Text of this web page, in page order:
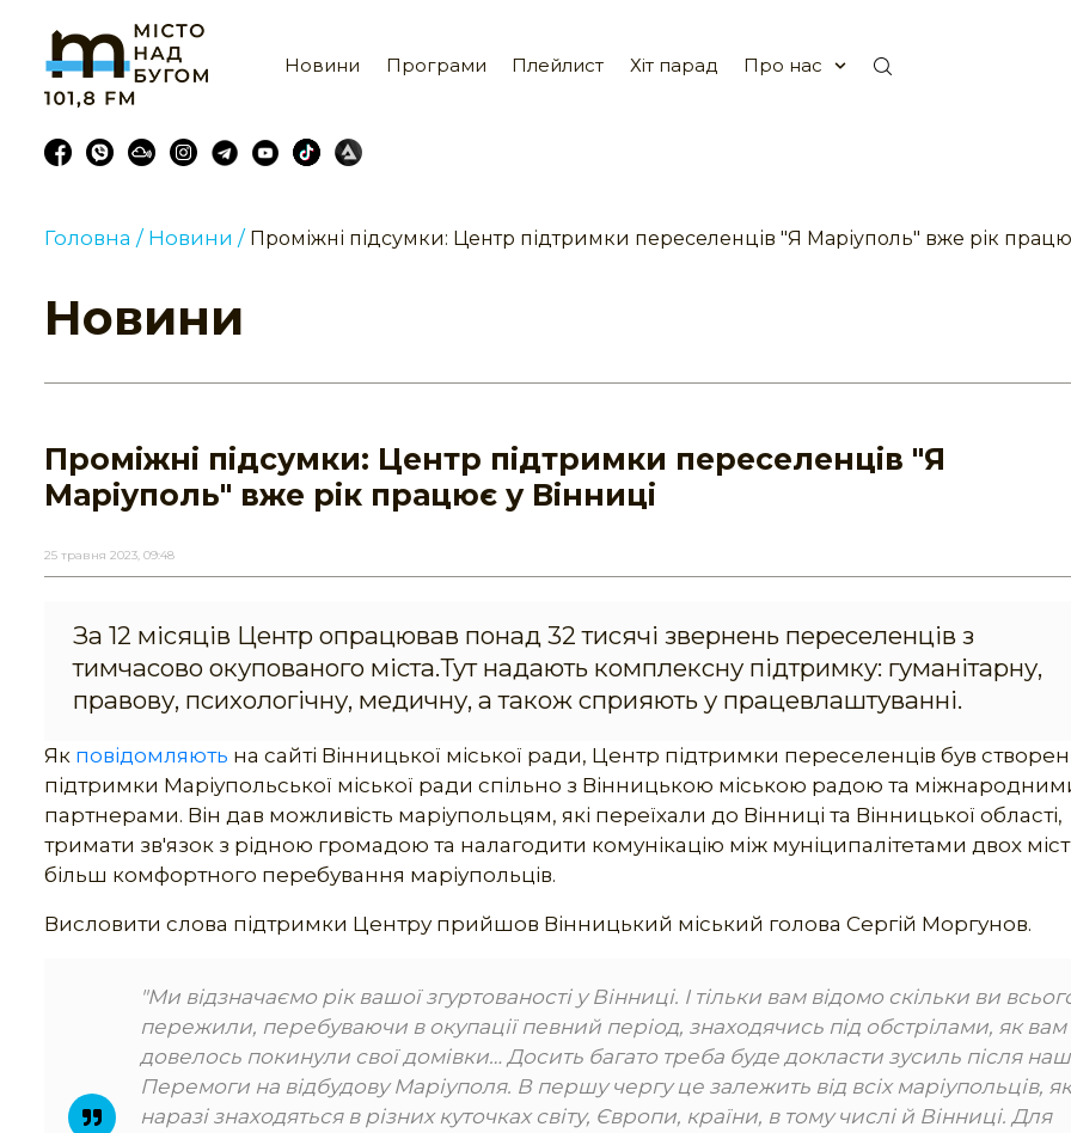
Новини Програми Плейлист Хіт парад Про нас
Головна / Новини / Проміжні підсумки: Центр підтримки переселенців "Я Маріуполь" вже рік
Новини
Проміжні підсумки: Центр підтримки переселенців "Я
Маріуполь" вже рік працює у Вінниці
25 травня 2023, 09:48
За 12 місяців Центр опрацював понад 32 тисячі звернень переселенців з
тимчасово окупованого міста.Тут надають комплексну підтримку: гуманітарну,
правову, психологічну, медичну, а також сприяють у працевлаштуванні.
Як повідомляють на сайті Вінницької міської ради, Центр підтримки переселенців був
підтримки Маріупольської міської ради спільно з Вінницькою міською радою та
партнерами. Він дав можливість маріупольцям, які переїхали до Вінниці та Вінницької області,
тримати зв'язок з рідною громадою та налагодити комунікацію між муніципалітетами двох
більш комфортного перебування маріупольців.
Висловити слова підтримки Центру прийшов Вінницький міський голова Сергій Моргунов.
"Ми відзначаємо рік вашої згуртованості у Вінниці. І тільки вам відомо скільки ви
пережили, перебуваючи в окупації певний період, знаходячись під обстрілами, як вам
довелось покинули свої домівки… Досить багато треба буде докласти зусиль після
Перемоги на відбудову Маріуполя. В першу чергу це залежить від всіх маріупольців,
наразі знаходяться в різних куточках світу, Європи, країни, в тому числі й Вінниці. Для